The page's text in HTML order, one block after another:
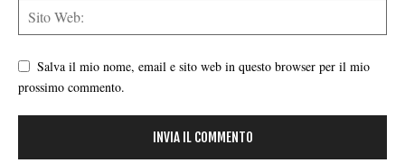
Salva il mio nome, email e sito web in questo browser per il mio
prossimo commento.